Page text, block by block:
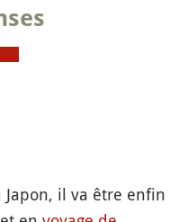
il va être enfin